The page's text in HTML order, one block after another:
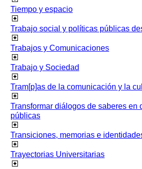
Tiempo y espacio
Trabajo social y políticas públicas
Trabajos y Comunicaciones
Trabajo y Sociedad
Tram[p]as de la comunicación y la
Transformar diálogos de saberes
públicas
Transiciones, memorias e
Trayectorias Universitarias